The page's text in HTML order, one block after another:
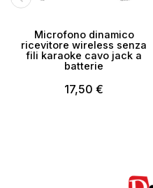
Microfono dinamico
ricevitore wireless senza
fili karaoke cavo jack a
batterie
17,50 €